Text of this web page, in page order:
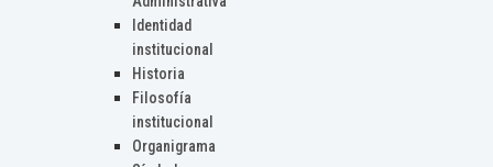
Identidad
institucional
Historia
Filosofía
institucional
Organigrama